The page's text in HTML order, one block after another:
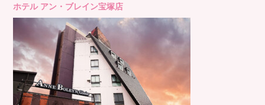
ホテル アン・ブレイン宝塚店